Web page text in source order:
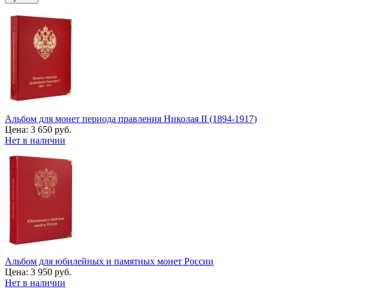
Альбом для монет периода правления Николая II (1894-1917)
Цена: 3 650 руб.
Нет в наличии
Альбом для юбилейных и памятных монет России
Цена: 3 950 руб.
Нет в наличии